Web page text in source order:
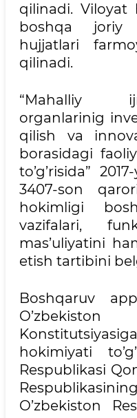
qilinadi. Viloyat
boshqa joriy
hujjatlari
qilinadi.
“Mahalliy
organlarinig
qilish va
borasidagi
to’g’risida”
3407-son
hokimligi
vazifalari,
mas’uliyatini
etish tartibini
Boshqaruv
hokimiyati
Respublikasi
O’zbekiston